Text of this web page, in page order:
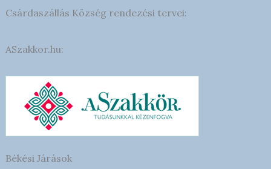
Csárdaszállás Község rendezési tervei:
ASzakkor.hu:
Békési Járások